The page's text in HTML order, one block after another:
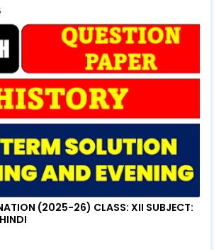
(2025-26) CLASS: XII SUBJECT: